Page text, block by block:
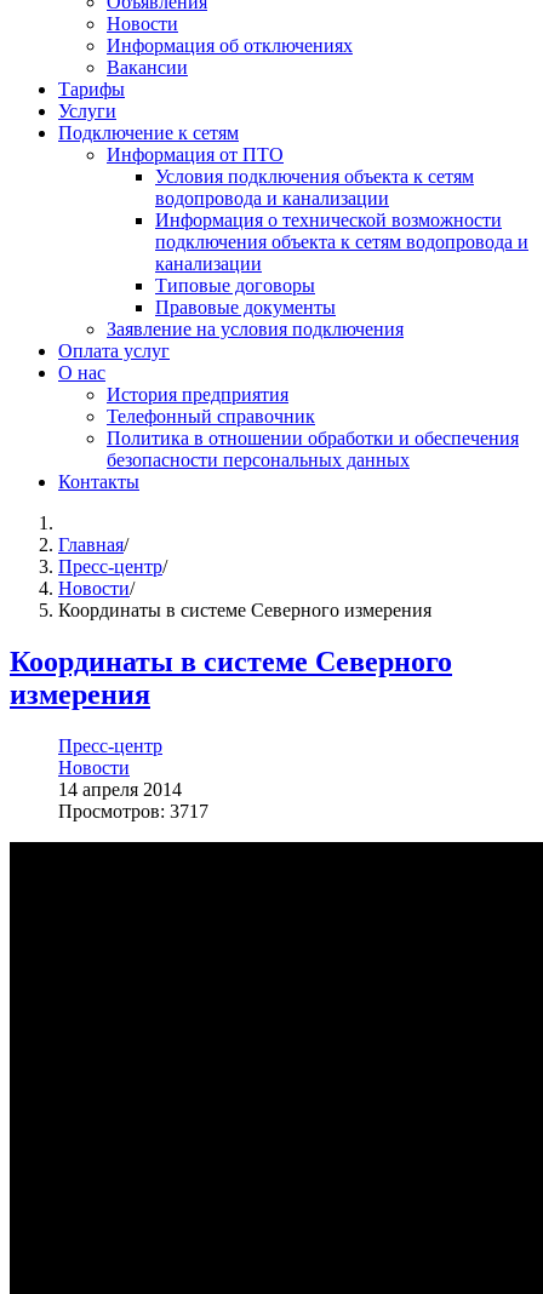
Новости
Информация об отключениях
Вакансии
Тарифы
Услуги
Подключение к сетям
Информация от ПТО
Условия подключения объекта к сетям
водопровода и канализации
Информация о технической возможности
подключения объекта к сетям водопровода и
канализации
Типовые договоры
Правовые документы
Заявление на условия подключения
Оплата услуг
О нас
История предприятия
Телефонный справочник
Политика в отношении обработки и обеспечения
безопасности персональных данных
Контакты
Главная/
Пресс-центр/
Новости/
Координаты в системе Северного измерения
Координаты в системе Северного
измерения
Пресс-центр
Новости
14 апреля 2014
Просмотров: 3717